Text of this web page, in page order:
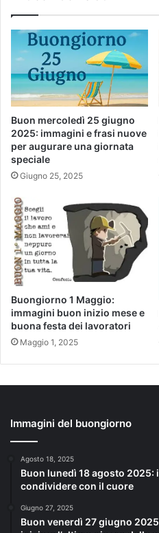
Buon mercoledì 25 giugno
2025: immagini e frasi nuove
per augurare una giornata
speciale
Giugno 25, 2025
Buongiorno 1 Maggio:
immagini buon inizio mese e
buona festa dei lavoratori
Maggio 1, 2025
Immagini del buongiorno
Agosto 18, 2025
Buon lunedì 18 agosto 2025:
condividere con il cuore
Giugno 27, 2025
Buon venerdì 27 giugno